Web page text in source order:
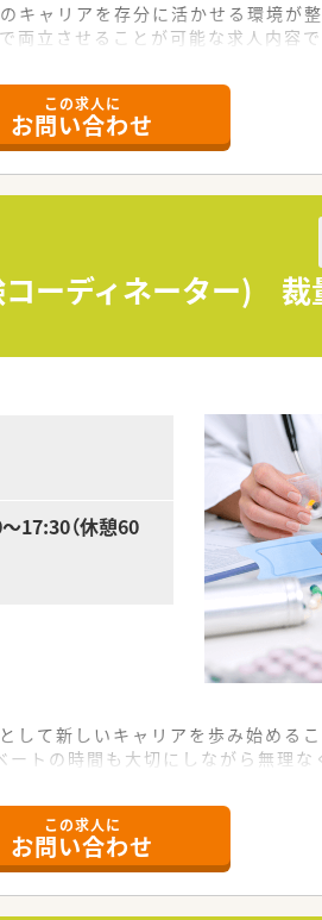
ャリアを存分に活かせる環境が整
立させることが可能な求人内容で
場を牽引してくれる新たな仲間を求
できるフロンティア精神のある方を
誠実に向き合える方を高く評価い
とが、今回の選考における必須条
法令や実務を再確認できる方を募
整能力や専門知識を即座に発揮
並ぶ機能を持つ国内屈指の支援体
て健康や予防といった幅広い分野
供し続けるヘルスケアのリーディ
この求人に
お問い合わせ
ーディネーター)
17:30（休憩60
て新しいキャリアを歩み始めるこ
トの時間も大切にしながら無理な
創造していける意欲ある仲間を増員
対応できるフロンティア精神のあ
実なコミュニケーションができる
この求人に
お問い合わせ